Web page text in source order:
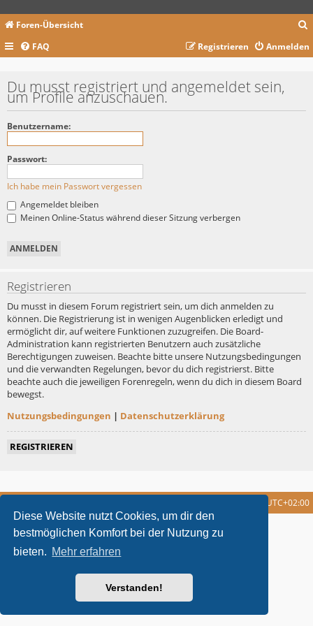
Diese Website nutzt Cookies, um dir den
bestmöglichen Komfort bei der Nutzung zu
bieten. Mehr erfahren
Verstanden!
Foren-Übersicht
c
FAQ Anmelden
Registrieren
Du musst registriert und angemeldet sein,
um Profile anzuschauen.
Benutzername:
Passwort:
Ich habe mein Passwort vergessen
Angemeldet bleiben
Meinen Online-Status während dieser Sitzung verbergen
Registrieren
Du musst in diesem Forum registriert sein, um dich anmelden zu
können. Die Registrierung ist in wenigen Augenblicken erledigt und
ermöglicht dir, auf weitere Funktionen zuzugreifen. Die Board-
Administration kann registrierten Benutzern auch zusätzliche
Berechtigungen zuweisen. Beachte bitte unsere Nutzungsbedingungen
und die verwandten Regelungen, bevor du dich registrierst. Bitte
beachte auch die jeweiligen Forenregeln, wenn du dich in diesem Board
bewegst.
Nutzungsbedingungen | Datenschutzerklärung
REGISTRIEREN
UTC+02:00
metrolike style by Eric Seguin Updated for phpBB3.2 by
Powered byphpBB ® Forum Software © phpBB Limited
Deutsche Übersetzung durch